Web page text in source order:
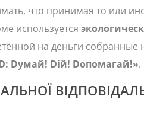
что принимая то или
используется
на деньги
Dумай! Dій! Dопомагай!».